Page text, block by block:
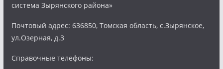
система Зырянского района»
Почтовый адрес: 636850, Томская область, с.Зырянское,
ул.Озерная, д.3
Справочные телефоны: